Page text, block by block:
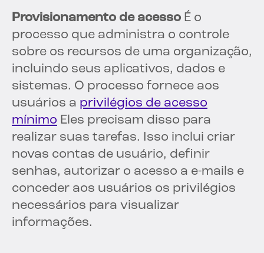
Provisionamento de acesso É o
processo que administra o controle
sobre os recursos de uma organização,
incluindo seus aplicativos, dados e
sistemas. O processo fornece aos
usuários a privilégios de acesso
mínimo Eles precisam disso para
realizar suas tarefas. Isso inclui criar
novas contas de usuário, definir
senhas, autorizar o acesso a e-mails e
conceder aos usuários os privilégios
necessários para visualizar
informações.